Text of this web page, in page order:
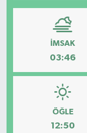
İMSAK
03:46
ÖĞLE
12:50